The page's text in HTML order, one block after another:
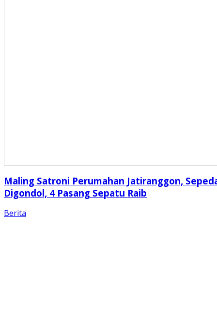
Maling Satroni Perumahan Jatiranggon,
Digondol, 4 Pasang Sepatu Raib
Berita